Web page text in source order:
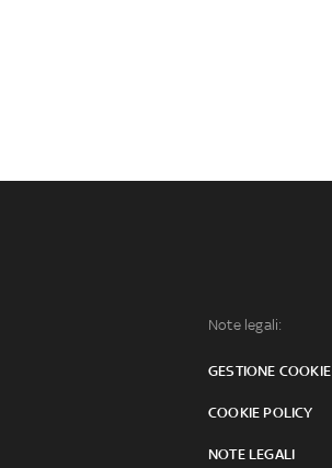
Note legali:
GESTIONE COOKIE
COOKIE POLICY
NOTE LEGALI